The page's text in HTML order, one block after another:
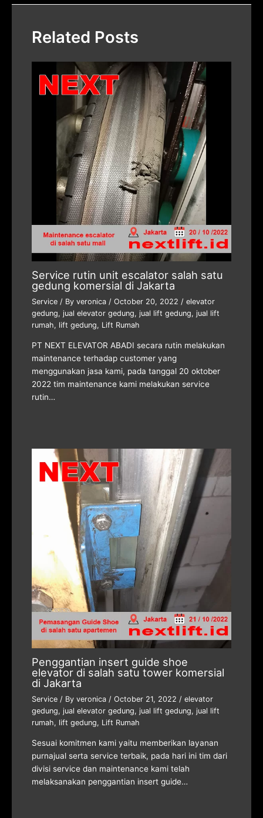
Related Posts
Service rutin unit escalator salah satu
gedung komersial di Jakarta
Service / Byveronica /October 20, 2022 /elevator
gedung, jual elevator gedung, jual lift gedung, jual lift
rumah, lift gedung, Lift Rumah
PT NEXT ELEVATOR ABADI secara rutin melakukan
maintenance terhadap customer yang
menggunakan jasa kami, pada tanggal 20 oktober
2022 tim maintenance kami melakukan service
rutin…
Penggantian insert guide shoe
elevator di salah satu tower komersial
di Jakarta
Service / Byveronica /October 21, 2022 /elevator
gedung, jual elevator gedung, jual lift gedung, jual lift
rumah, lift gedung, Lift Rumah
Sesuai komitmen kami yaitu memberikan layanan
purnajual serta service terbaik, pada hari ini tim dari
divisi service dan maintenance kami telah
melaksanakan penggantian insert guide…